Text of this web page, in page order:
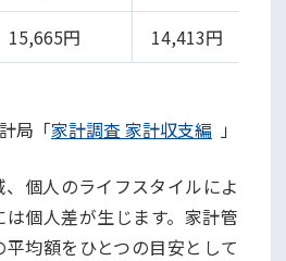
15,665円 14,413円
局「家計調査 家計収支編 」
個人のライフスタイルによ
個人差が生じます。家計管
均額をひとつの目安として